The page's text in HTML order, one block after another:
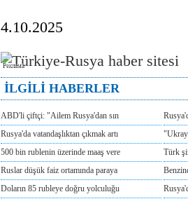
4.10.2025
Реклама
İLGİLİ HABERLER
ABD'li çiftçi: "Ailem Rusya'dan sın
Rusya'da vatandaşlıktan çıkmak artı
500 bin rublenin üzerinde maaş vere
Türk
Ruslar düşük faiz ortamında paraya
Doların 85 rubleye doğru yolculuğu